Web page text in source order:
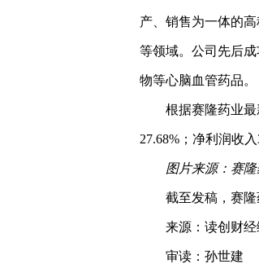
产、销售为一体的
等领域。公司先后
物等心脑血管药品。
根据赛隆药业
27.68%；净利润收
图片来源：赛
截至发稿，赛隆
来源：读创财经
审读：孙世建